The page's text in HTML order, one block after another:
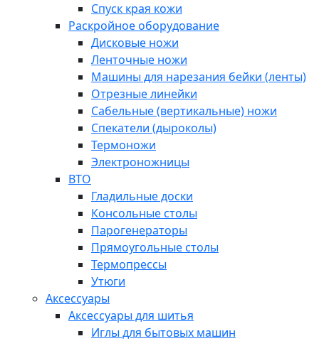
Спуск края кожи
Раскройное оборудование
Дисковые ножи
Ленточные ножи
Машины для нарезания бейки (ленты)
Отрезные линейки
Сабельные (вертикальные) ножи
Спекатели (дыроколы)
Термоножи
Электроножницы
ВТО
Гладильные доски
Консольные столы
Парогенераторы
Прямоугольные столы
Термопрессы
Утюги
Аксессуары
Аксессуары для шитья
Иглы для бытовых машин